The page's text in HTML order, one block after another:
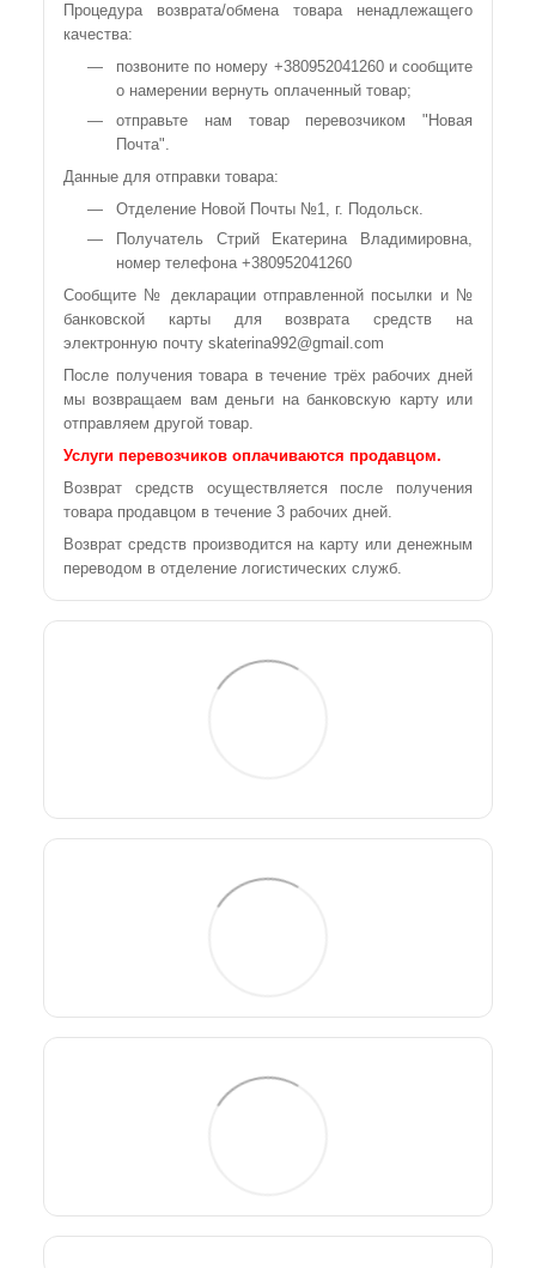
Процедура возврата/обмена товара ненадлежащего
качества:
позвоните по номеру +380952041260 и сообщите
о намерении вернуть оплаченный товар;
отправьте нам товар перевозчиком "Новая
Почта".
Данные для отправки товара:
Отделение Новой Почты №1, г. Подольск.
Получатель Стрий Екатерина Владимировна,
номер телефона +380952041260
Сообщите № декларации отправленной посылки и №
банковской карты для возврата средств на
электронную почту skaterina992@gmail.com
После получения товара в течение трёх рабочих дней
мы возвращаем вам деньги на банковскую карту или
отправляем другой товар.
Услуги перевозчиков оплачиваются продавцом.
Возврат средств осуществляется после получения
товара продавцом в течение 3 рабочих дней.
Возврат средств производится на карту или денежным
переводом в отделение логистических служб.